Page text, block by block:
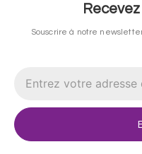
Souscrire à notre